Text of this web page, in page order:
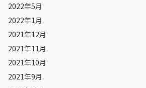
2022年5月
2022年1月
2021年12月
2021年11月
2021年10月
2021年9月